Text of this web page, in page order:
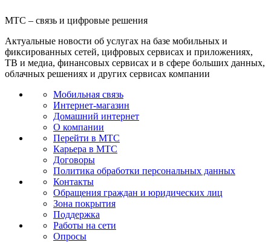
МТС – связь и цифровые решения
Актуальные новости об услугах на базе мобильных и
фиксированных сетей, цифровых сервисах и приложениях,
ТВ и медиа, финансовых сервисах и в сфере больших данных,
облачных решениях и других сервисах компании
Мобильная связь
Интернет-магазин
Домашний интернет
О компании
Перейти в МТС
Карьера в МТС
Договоры
Политика обработки персональных данных
Контакты
Обращения граждан и юридических лиц
Зона покрытия
Поддержка
Работы на сети
Опросы